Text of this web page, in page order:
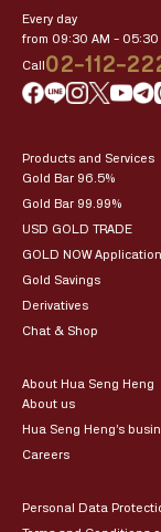
Every day
from 09:30 AM – 05:30
Call02-112-
Products and Services
Gold Bar 96.5%
Gold Bar 99.99%
USD GOLD TRADE
GOLD NOW Application
Gold Savings
Derivatives
Chat & Shop
About Hua Seng Heng
About us
Hua Seng Heng’s
Careers
Personal Data